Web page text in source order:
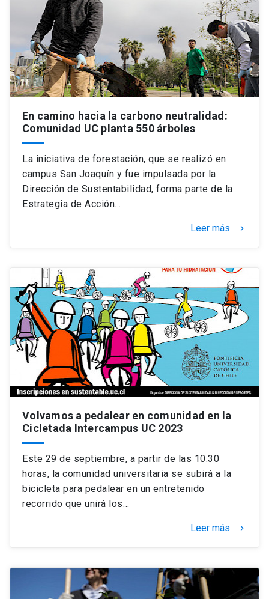
Información para
Futuros estudiantes
Estudiantes
Académicos
Personal
Alumni launch
Padres y familia
Go to english site launch
ACCESOS DIRECTOS
Admisión launch
Mi Cuenta UC launch
Correo UC
Mi Portal UC launch
Medios Biblioteca
En camino hacia la carbono neutralidad:
Comunidad UC planta 550 árboles
La iniciativa de forestación, que se realizó en
campus San Joaquín y fue impulsada por la
Dirección de Sustentabilidad, forma parte de la
Estrategia de Acción…
Leer más keyboard_arrow_right
Volvamos a pedalear en comunidad en la
Cicletada Intercampus UC 2023
Este 29 de septiembre, a partir de las 10:30
horas, la comunidad universitaria se subirá a la
bicicleta para pedalear en un entretenido
recorrido que unirá los…
Leer más keyboard_arrow_right